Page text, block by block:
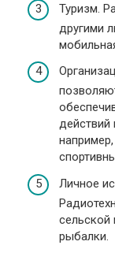
Туризм.
другими
Личное
сельской
рыбалки.